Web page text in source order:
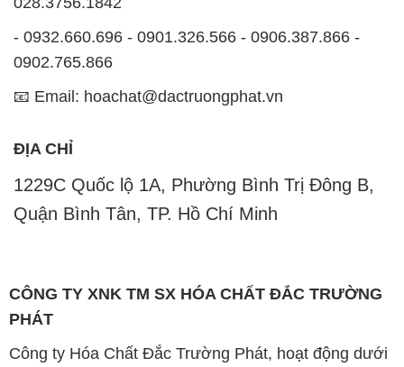
- 0932.660.696 - 0901.326.566 - 0906.387.866 -
0902.765.866
📧 Email: hoachat@dactruongphat.vn
ĐỊA CHỈ
1229C Quốc lộ 1A, Phường Bình Trị Đông B,
Quận Bình Tân, TP. Hồ Chí Minh
CÔNG TY XNK TM SX HÓA CHẤT ĐẮC TRƯỜNG
PHÁT
Công ty Hóa Chất Đắc Trường Phát, hoạt động dưới